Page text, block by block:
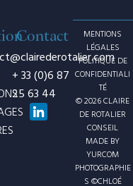
Contact
+ 33 (0)6 87
25 63 44
MENTIONS
LÉGALES
POLITIQUE DE
CONFIDENTIALI
TÉ
© 2026 CLAIRE
DE ROTALIER
CONSEIL
MADE BY
YURCOM
PHOTOGRAPHIE
S ©CHLOÉ